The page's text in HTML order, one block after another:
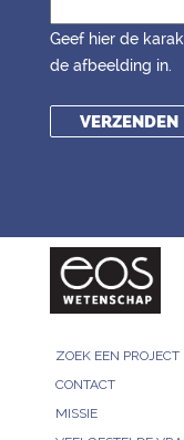
Geef hier de
de afbeelding in.
ZOEK EEN PROJECT
CONTACT
MISSIE